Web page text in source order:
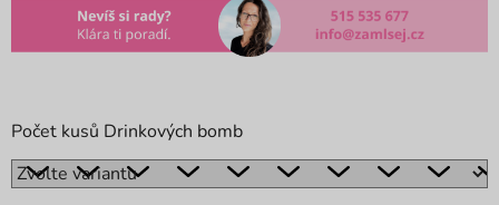
Počet kusů Drinkových bomb